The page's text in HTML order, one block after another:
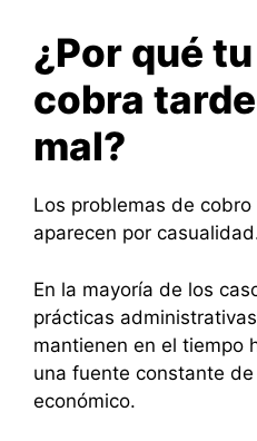
¿Por qué
cobra
mal?
Los problemas de
aparecen por
En la mayoría de los
prácticas
mantienen en el tiempo
una fuente constante
económico.